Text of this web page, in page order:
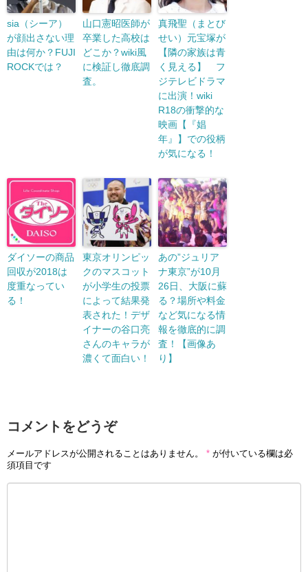
sia（シーア）
が顔出さない理
由は何か？FUJI
ROCKでは？
山口憲昭医師が
卒業した高校は
どこか？wiki風
に検証し徹底調
査。
真飛聖（まとび
せい）元宝塚が
【隣の家族は青
く見える】 フ
ジテレビドラマ
に出演！wiki
R18の衝撃的な
映画【『娼
年』】での役柄
が気になる！
ダイソーの商品
回収が2018は
度重なってい
る！
東京オリンピッ
クのマスコット
が小学生の投票
によって結果発
表された！デザ
イナーの谷口亮
さんのキャラが
濃くて面白い！
あの”ジュリア
ナ東京”が10月
26日、大阪に蘇
る？場所や料金
など気になる情
報を徹底的に調
査！【画像あ
り】
コメントをどうぞ
メールアドレスが公開されることはありません。 * が付いている欄は必
須項目です